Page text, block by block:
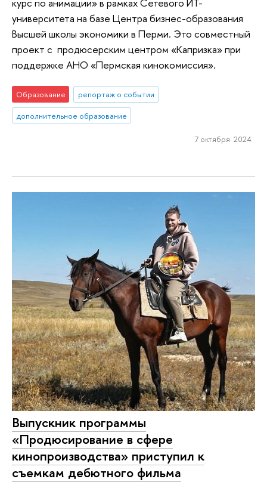
курс по анимации» в рамках Сетевого ИТ-
университета на базе Центра бизнес-образования
Высшей школы экономики в Перми. Это совместный
проект с продюсерским центром «Капризка» при
поддержке АНО «Пермская кинокомиссия».
Образование
репортаж о событии
дополнительное образование
7 октября 2024
Выпускник программы
«Продюсирование в сфере
кинопроизводства» приступил к
съемкам дебютного фильма